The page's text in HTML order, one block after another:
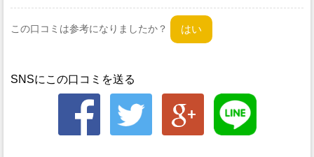
この口コミは参考になりましたか？
SNSにこの口コミを送る